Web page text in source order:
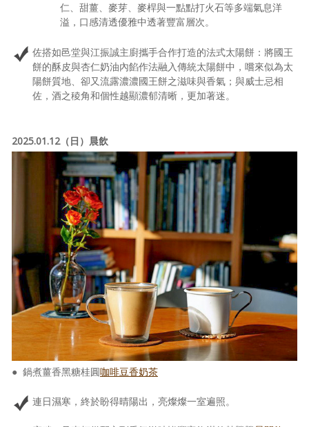
仁、甜薑、麥芽、麥桿與一點點打火石等多端氣息洋
溢，口感清透優雅中透著豐富層次。
佐搭如邑堂與江振誠主廚攜手合作打造的法式太陽餅：將國王
餅的酥皮與杏仁奶油內餡作法融入傳統太陽餅中，嚐來似為太
陽餅質地、卻又流露濃濃國王餅之滋味與香氣；與威士忌相
佐，酒之稜角和個性越顯濃郁清晰，更加著迷。
2025.01.12（日）晨飲
● 鍋煮薑香黑糖桂圓咖啡豆香奶茶
連日濕寒，終於盼得晴陽出，亮燦燦一室遍照。